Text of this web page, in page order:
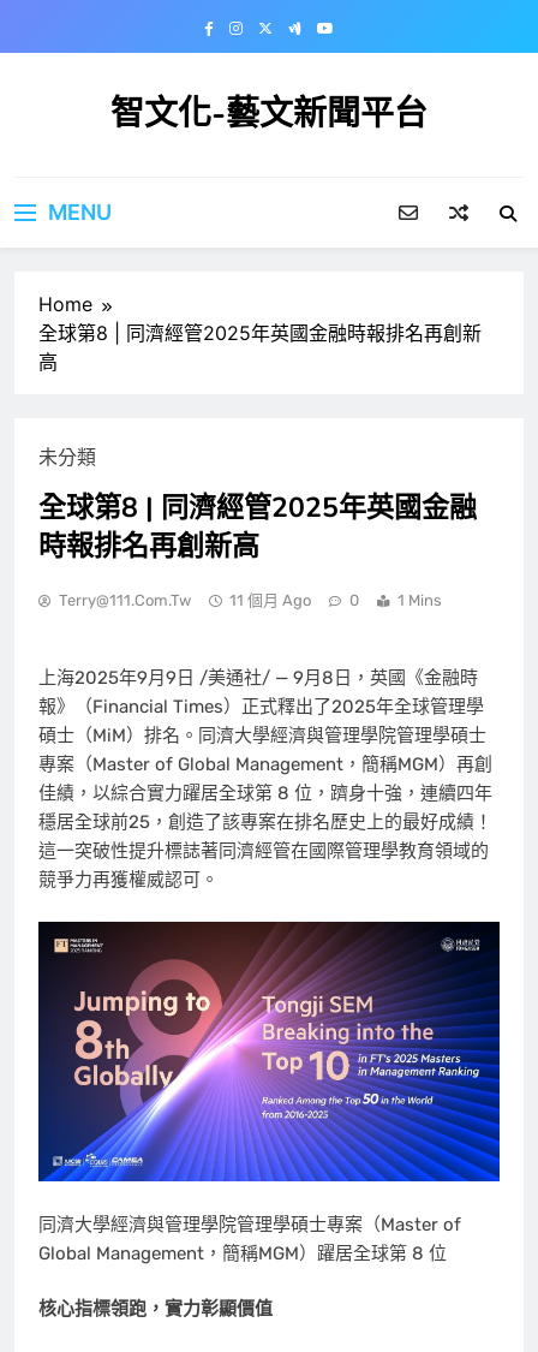
智文化-藝文新聞平台
MENU
Home
全球第8 | 同濟經管2025年英國金融時報排名再創新
高
未分類
全球第8 | 同濟經管2025年英國金融
時報排名再創新高
Terry@111.com.tw 11 個月 Ago 0 1 Mins
上海2025年9月9日 /美通社/ — 9月8日，英國《金融時
報》（Financial Times）正式釋出了2025年全球管理學
碩士（MiM）排名。同濟大學經濟與管理學院管理學碩士
專案（Master of Global Management，簡稱MGM）再創
佳績，以綜合實力躍居全球第 8 位，躋身十強，連續四年
穩居全球前25，創造了該專案在排名歷史上的最好成績！
這一突破性提升標誌著同濟經管在國際管理學教育領域的
競爭力再獲權威認可。
同濟大學經濟與管理學院管理學碩士專案（Master of
Global Management，簡稱MGM）躍居全球第 8 位
核心指標領跑，實力彰顯價值